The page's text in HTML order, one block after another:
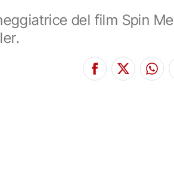
del film Spin Me